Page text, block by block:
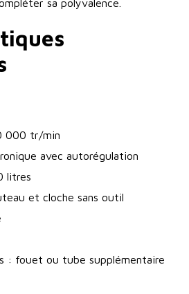
sa polyvalence.
000 tr/min
avec autorégulation
litres
et cloche sans outil
: fouet ou tube supplémentaire